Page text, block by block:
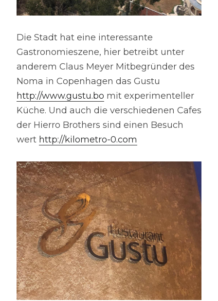
Die Stadt hat eine interessante
Gastronomieszene, hier betreibt unter
anderem Claus Meyer Mitbegründer des
http://www.gustu.bo mit experimenteller
Küche. Und auch die verschiedenen Cafes
der Hierro Brothers sind einen Besuch
wert http://kilometro-0.com